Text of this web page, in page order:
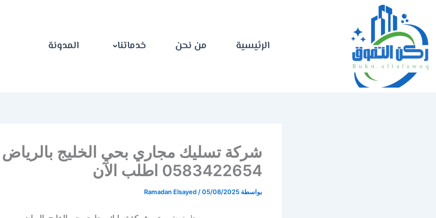
المحتوى
الرئيسية من نحن خدماتنا المدونة
شركة تسليك مجاري بحي الخليج بالرياض
0583422654 اطلب الآن
بواسطة Ramadan Elsayed /05/08/2025